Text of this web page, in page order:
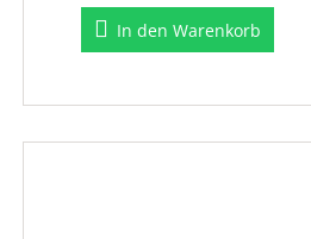
In den Warenkorb